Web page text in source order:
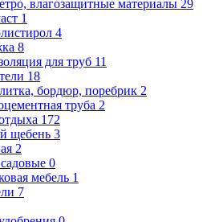
влагозащитные материалы 29
1
4
8
для труб 11
18
бордюр, поребрик 2
труба 2
172
щебень 3
2
0
мебель 1
7